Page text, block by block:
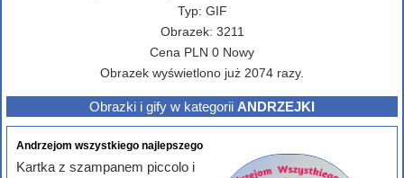
Typ: GIF
Obrazek: 3211
Cena PLN 0 Nowy
Obrazek wyświetlono już 2074 razy.
Obrazki i gify w kategorii ANDRZEJKI
Andrzejom wszystkiego najlepszego
Kartka z szampanem piccolo i